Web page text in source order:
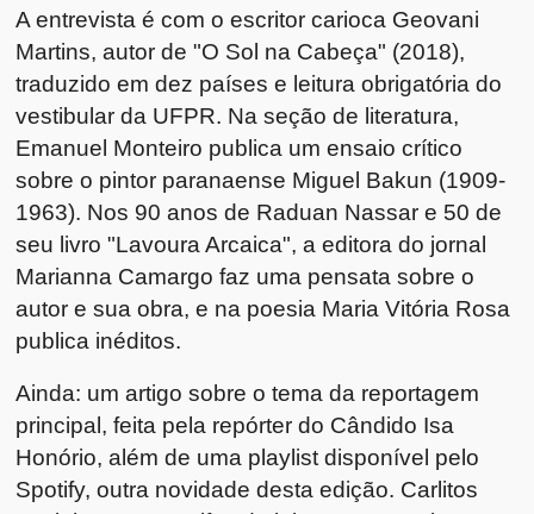
A entrevista é com o escritor carioca Geovani
Martins, autor de "O Sol na Cabeça" (2018),
traduzido em dez países e leitura obrigatória do
vestibular da UFPR. Na seção de literatura,
Emanuel Monteiro publica um ensaio crítico
sobre o pintor paranaense Miguel Bakun (1909-
1963). Nos 90 anos de Raduan Nassar e 50 de
seu livro "Lavoura Arcaica", a editora do jornal
Marianna Camargo faz uma pensata sobre o
autor e sua obra, e na poesia Maria Vitória Rosa
publica inéditos.
Ainda: um artigo sobre o tema da reportagem
principal, feita pela repórter do Cândido Isa
Honório, além de uma playlist disponível pelo
Spotify, outra novidade desta edição. Carlitos